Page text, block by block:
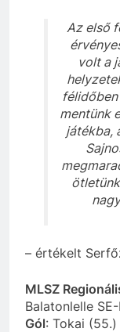
Az első
volt a
mentünk
játékba,
– értékelt
MLSZ
Balatonlelle
Gól: Tokai (55.)